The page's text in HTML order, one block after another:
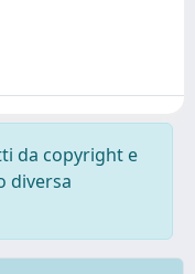
da copyright e
diversa